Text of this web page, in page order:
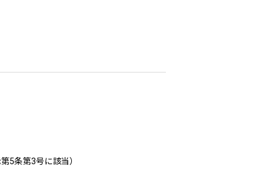
5条第3号に該当）